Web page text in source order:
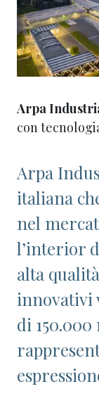
Arpa
con
Arpa
italiana
nel
l’interior
alta
innovativi
di